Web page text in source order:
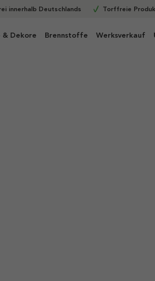
innerhalb Deutschlands Torffreie
& Dekore Brennstoffe Werksverkauf